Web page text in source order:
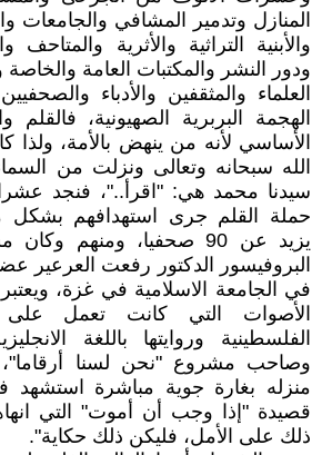
المنازل وتدمير المشافي والجامعات
والأبنية التراثية والأثرية والمتاحف
ودور النشر والمكتبات العامة
العلماء والمثقفين والأدباء
الهجمة البربرية الصهيونية،
الأساسي لأنه من ينهض بالأمة، ولذا
الله سبحانه وتعالى ونزلت من
سيدنا محمد هي: "اقرأ.."، فنجد
حملة القلم جرى استهدافهم بشكل
يزيد عن 90 صحفيا، ومنهم
البروفيسور الدكتور رفعت العرعير
في الجامعة الاسلامية في غزة،
الأصوات التي كانت تعمل على
الفلسطينية وروايتها باللغة
وصاحب مشروع "نحن لسنا
منزله بغارة جوية مباشرة استشهد
قصيدة "إذا وجب أن أموت" التي
ذلك على الأمل، فليكن ذلك حكاية".